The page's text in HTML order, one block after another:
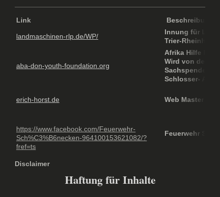
Link
landmaschinen-rlp.de/WP/
Innung für
Trier-
aba-don-youth-foundation.org
Afrika Hilfe
Wird von der
Sachspenden
Schlosser-
erich-horst.de Web Master
https://www.facebook.com/Feuerwehr-
Sch%C3%B6necken-964100153621082/?
fref=ts
Feuerwehr
Disclaimer
Haftung für Inhalte